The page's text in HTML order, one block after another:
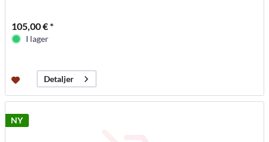
105,00 € *
I lager
Detaljer
NY